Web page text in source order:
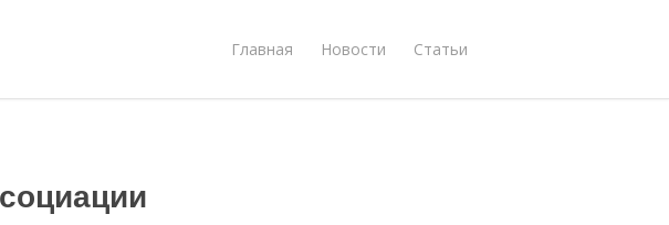
Главная Новости Статьи